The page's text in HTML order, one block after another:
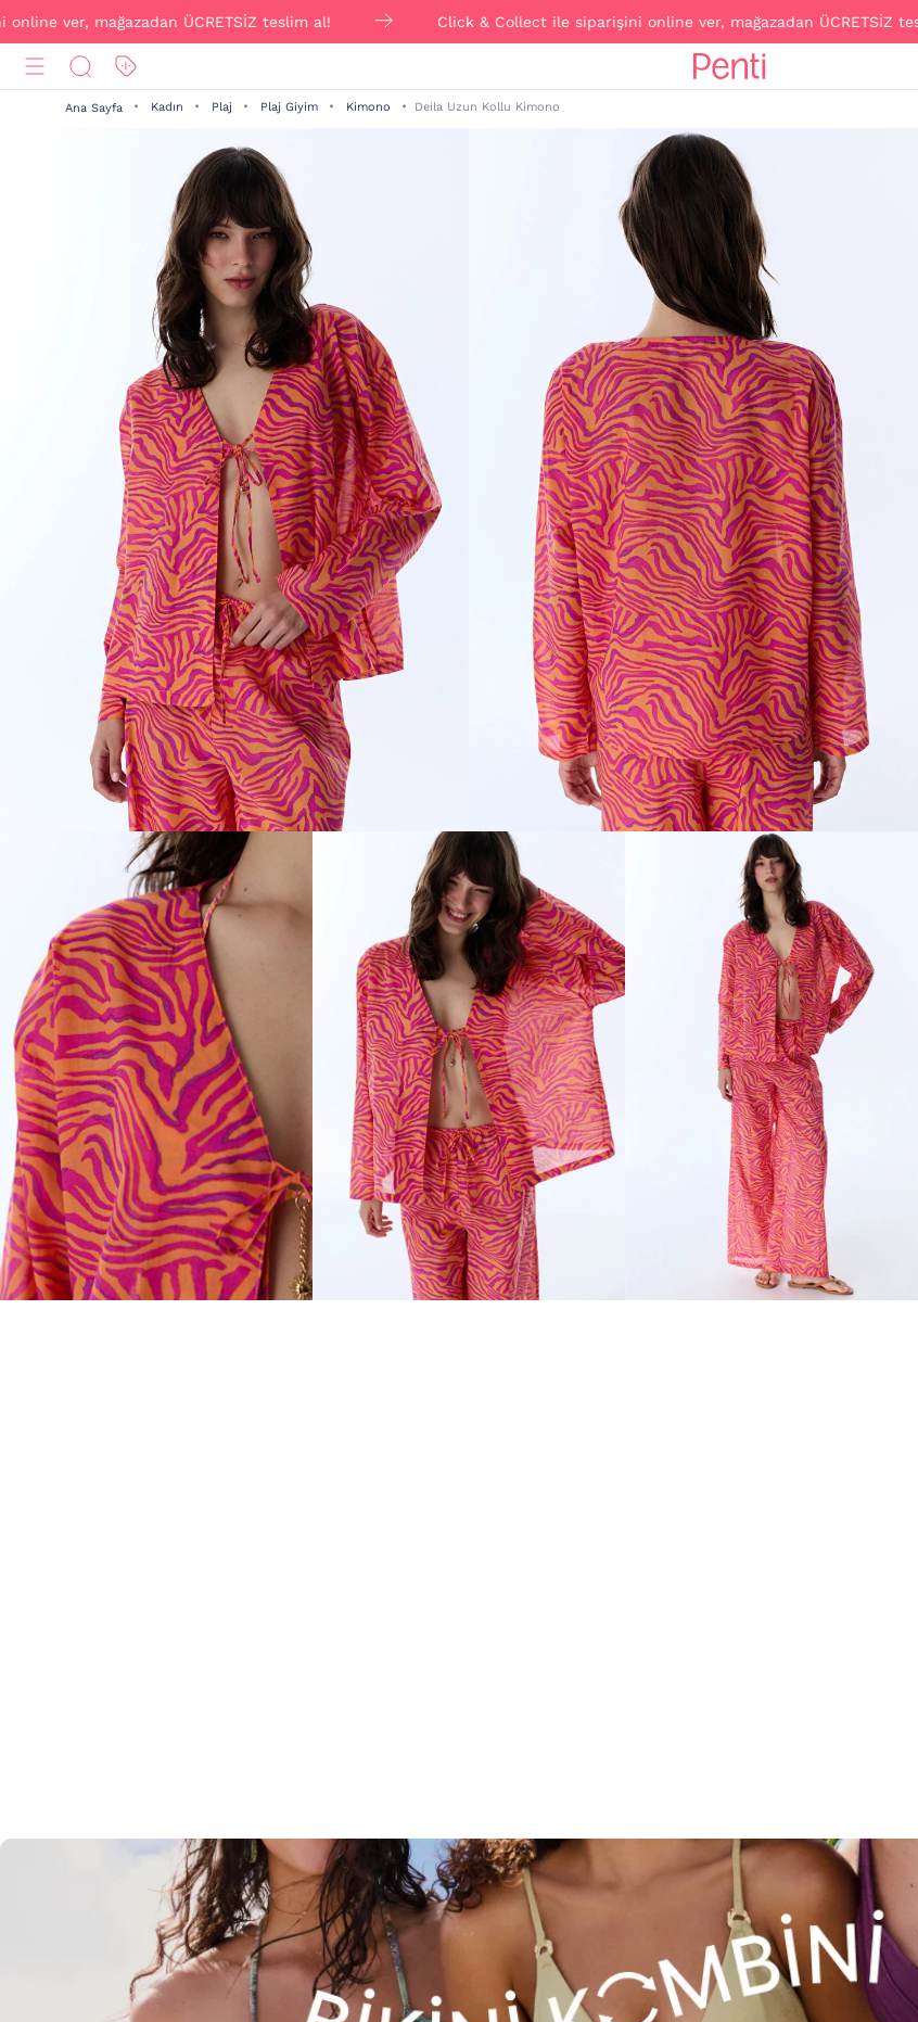
mağazadan ÜCRETSİZ teslim al! Click & Collect ile siparişini online ver, mağazadan ÜCRETSİZ teslim al!
Ana Sayfa Kadın Plaj Plaj Giyim Kimono Deila Uzun Kollu Kimono